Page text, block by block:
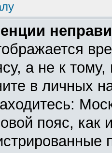
а не к
в личных
пояс, как